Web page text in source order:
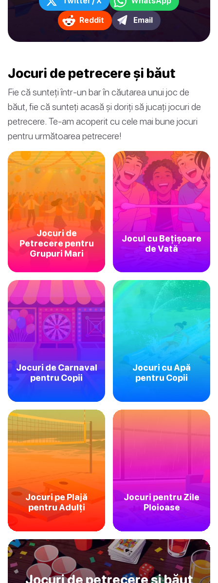
Reddit Email
Jocuri de petrecere și băut
Fie că sunteți într-un bar în căutarea unui joc de
băut, fie că sunteți acasă și doriți să jucați jocuri de
petrecere. Te-am acoperit cu cele mai bune jocuri
pentru următoarea petrecere!
Jocuri de
Petrecere pentru
Grupuri Mari
Jocul cu Bețișoare
de Vată
Jocuri de Carnaval
pentru Copii
Jocuri cu Apă
pentru Copii
Jocuri pe Plajă
pentru Adulți
Jocuri pentru Zile
Ploioase
Jocuri de petrecere și băut